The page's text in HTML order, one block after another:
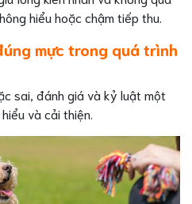
hiểu hoặc chậm tiếp thu.
mực trong quá trình
sai, đánh giá và kỷ luật một
và cải thiện.